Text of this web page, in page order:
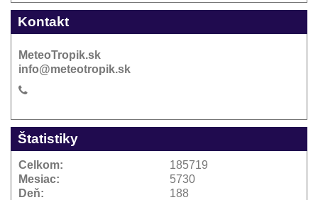
Kontakt
MeteoTropik.sk
info@meteotropik.sk
Štatistiky
Celkom:
185719
Mesiac:
5730
Deň:
188